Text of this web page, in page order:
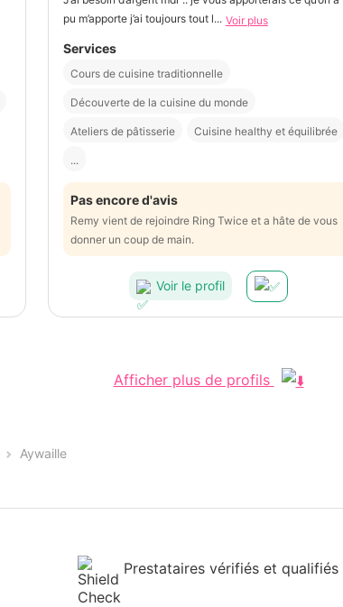
pu m’apporte j’ai toujours tout l... Voir plus
Services
Cours de cuisine traditionnelle
Découverte de la cuisine du monde
Ateliers de pâtisserie Cuisine healthy et équilibrée
...
Pas encore d'avis
Remy vient de rejoindre Ring Twice et a hâte de vous
donner un coup de main.
Voir le profil
Afficher plus de profils
Aywaille
Prestataires vérifiés et qualifiés